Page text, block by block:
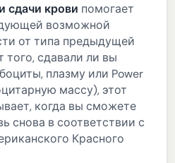
сдачи крови помогает
возможной
от типа предыдущей
того, сдавали ли вы
плазму или Power
массу), этот
когда вы сможете
снова в соответствии с
Красного